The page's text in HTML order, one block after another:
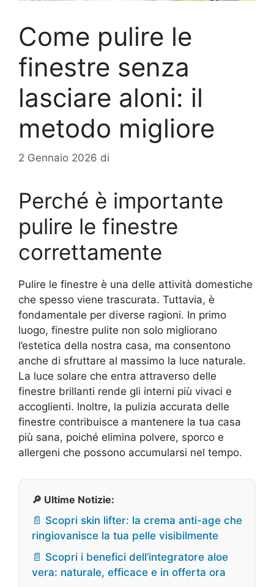
Come pulire le
finestre senza
lasciare aloni: il
metodo migliore
2 Gennaio 2026 di
Perché è importante
pulire le finestre
correttamente
Pulire le finestre è una delle attività domestiche
che spesso viene trascurata. Tuttavia, è
fondamentale per diverse ragioni. In primo
luogo, finestre pulite non solo migliorano
l’estetica della nostra casa, ma consentono
anche di sfruttare al massimo la luce naturale.
La luce solare che entra attraverso delle
finestre brillanti rende gli interni più vivaci e
accoglienti. Inoltre, la pulizia accurata delle
finestre contribuisce a mantenere la tua casa
più sana, poiché elimina polvere, sporco e
allergeni che possono accumularsi nel tempo.
🔎 Ultime Notizie:
📄 Scopri skin lifter: la crema anti-age che
ringiovanisce la tua pelle visibilmente
📄 Scopri i benefici dell’integratore aloe
vera: naturale, efficace e in offerta ora